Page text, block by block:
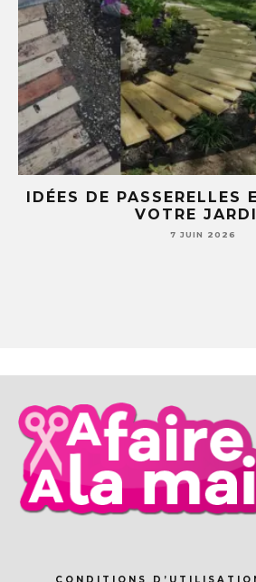
5 IDÉES DIY AVEC
SOUCOUPES (TU NE
JAMAIS TA